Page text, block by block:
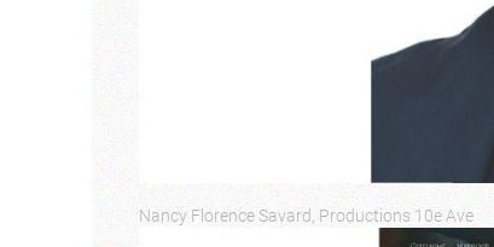
Nancy Florence Savard, Productions 10e Ave